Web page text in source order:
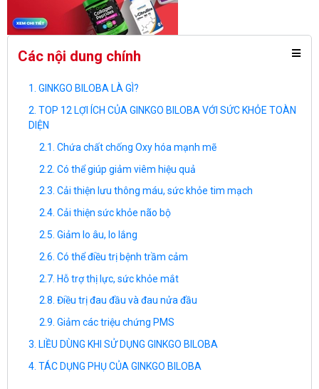
Các nội dung chính
GINKGO BILOBA LÀ GÌ?
TOP 12 LỢI ÍCH CỦA GINKGO BILOBA VỚI SỨC KHỎE TOÀN
DIỆN
Chứa chất chống Oxy hóa mạnh mẽ
Có thể giúp giảm viêm hiệu quả
Cải thiện lưu thông máu, sức khỏe tim mạch
Cải thiện sức khỏe não bộ
Giảm lo âu, lo lắng
Có thể điều trị bệnh trầm cảm
Hỗ trợ thị lực, sức khỏe mắt
Điều trị đau đầu và đau nửa đầu
Giảm các triệu chứng PMS
LIỀU DÙNG KHI SỬ DỤNG GINKGO BILOBA
TÁC DỤNG PHỤ CỦA GINKGO BILOBA